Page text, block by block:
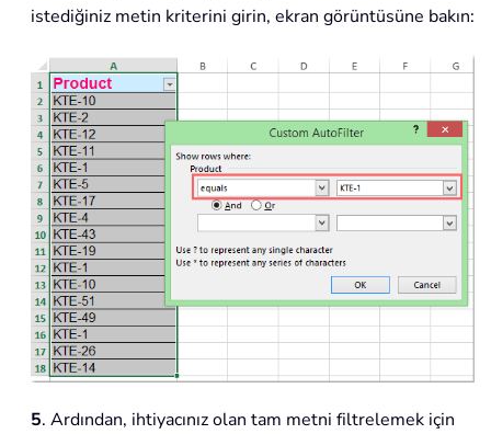
istediğiniz metin kriterini girin, ekran görüntüsüne bakın:
5. Ardından, ihtiyacınız olan tam metni filtrelemek için